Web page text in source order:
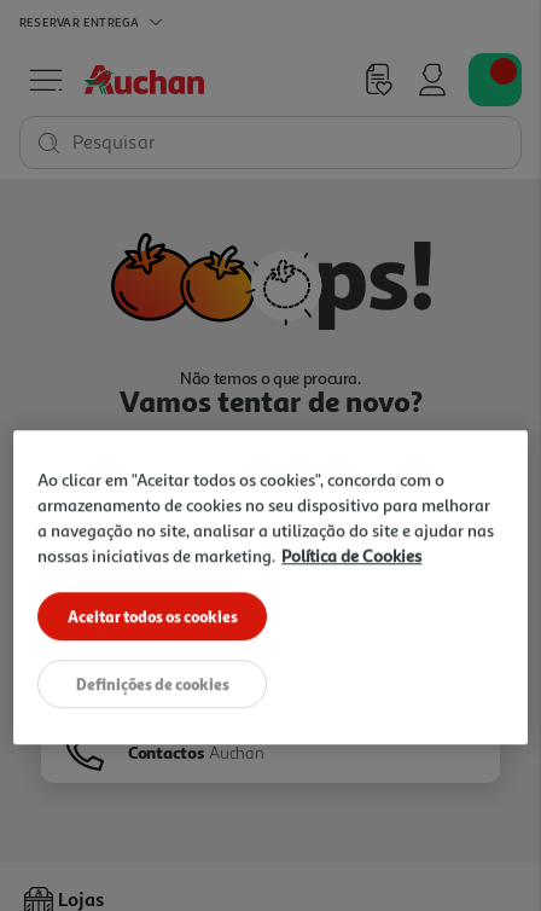
RESERVAR ENTREGA
Pesquisar
Não temos o que procura.
Vamos tentar de novo?
Ir para Homepage
Folhetos
Contactos Auchan
Lojas
Ao clicar em "Aceitar todos os cookies", concorda com o
armazenamento de cookies no seu dispositivo para melhorar
a navegação no site, analisar a utilização do site e ajudar nas
nossas iniciativas de marketing. Política de Cookies
Aceitar todos os cookies
Definições de cookies